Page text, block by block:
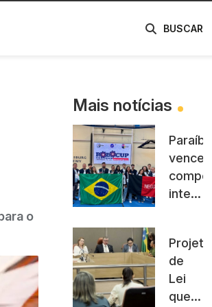
BUSCAR
o
Mais notícias
Paraíba
vence
com
vice-
na
Projeto
de
Lei
que